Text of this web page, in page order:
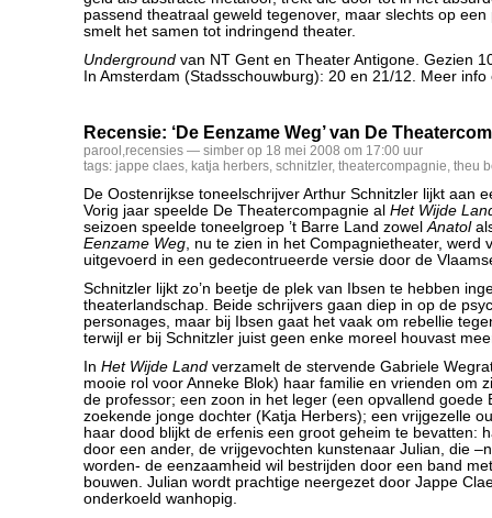
passend theatraal geweld tegenover, maar slechts op
smelt het samen tot indringend theater.
Underground van NT Gent en Theater Antigone. Gezien
In Amsterdam (Stadsschouwburg): 20 en 21/12. Meer
Recensie: ‘De Eenzame Weg’ van De
parool ,recensies — simber op 18 mei 2008 om 17:00 uur
tags: jappe claes, katja herbers, schnitzler, theatercompagnie, theu
De Oostenrijkse toneelschrijver Arthur Schnitzler lijkt aan
Vorig jaar speelde De Theatercompagnie al Het Wijde
seizoen speelde toneelgroep ’t Barre Land zowelAnatol
Eenzame Weg, nu te zien in het Compagnietheater, werd
uitgevoerd in een gedecontrueerde versie door de
Schnitzler lijkt zo’n beetje de plek van Ibsen te hebben
theaterlandschap. Beide schrijvers gaan diep in op de
personages, maar bij Ibsen gaat het vaak om rebellie
terwijl er bij Schnitzler juist geen enke moreel houvast
In Het Wijde Land verzamelt de stervende Gabriele
mooie rol voor Anneke Blok) haar familie en vrienden om
de professor; een zoon in het leger (een opvallend goede
zoekende jonge dochter (Katja Herbers); een vrijgezelle
haar dood blijkt de erfenis een groot geheim te bevatten:
door een ander, de vrijgevochten kunstenaar Julian, die
worden- de eenzaamheid wil bestrijden door een band
bouwen. Julian wordt prachtige neergezet door Jappe
onderkoeld wanhopig.